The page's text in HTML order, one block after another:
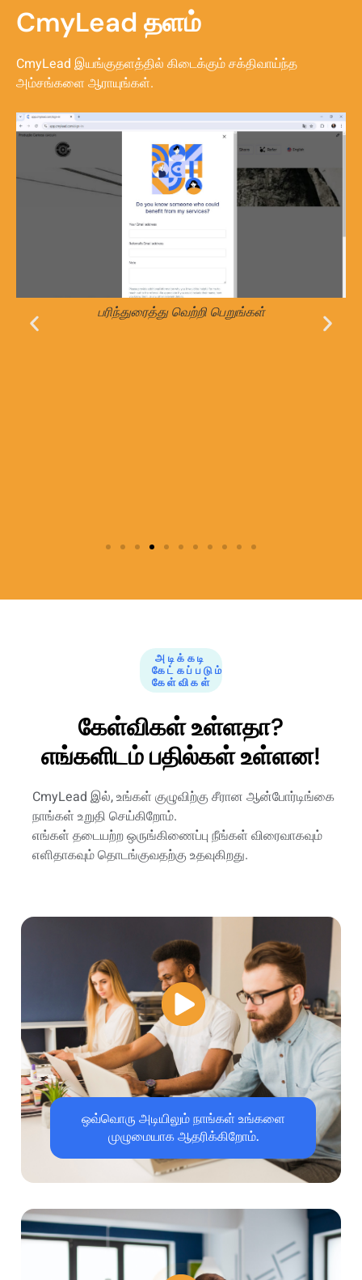
CmyLead தளம்
CmyLead இயங்குதளத்தில் கிடைக்கும் சக்திவாய்ந்த
அம்சங்களை ஆராயுங்கள்.
பரிந்துரைத்து வெற்றி பெறுங்கள்
அடிக்கடி
கேட்கப்படும்
கேள்விகள்
கேள்விகள் உள்ளதா?
எங்களிடம் பதில்கள் உள்ளன!
CmyLead இல், உங்கள் குழுவிற்கு சீரான ஆன்போர்டிங்கை
நாங்கள் உறுதி செய்கிறோம்.
எங்கள் தடையற்ற ஒருங்கிணைப்பு நீங்கள் விரைவாகவும்
எளிதாகவும் தொடங்குவதற்கு உதவுகிறது.
ஒவ்வொரு அடியிலும் நாங்கள் உங்களை
முழுமையாக ஆதரிக்கிறோம்.